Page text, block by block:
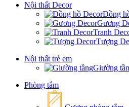
Nội thất Decor
Đồng
Gương
Tranh
Tượng
Nội thất trẻ em
Giường
Phòng tắm